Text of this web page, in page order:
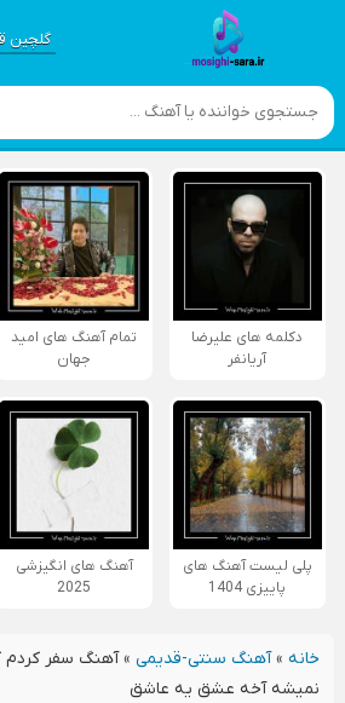
گلچین
دکلمه های علیرضا
آریانفر
تمام آهنگ های امید
جهان
پلی لیست آهنگ های
پاییزی 1404
آهنگ های انگیزشی
2025
خانه»آهنگ سنتی-قدیمی»آهنگ سفر کردم
نمیشه آخه عشق یه عاشق